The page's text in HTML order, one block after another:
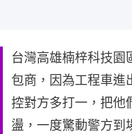
台灣高雄楠梓科技園
包商，因為工程車進
控對方多打一，把他
盪，一度驚動警方到